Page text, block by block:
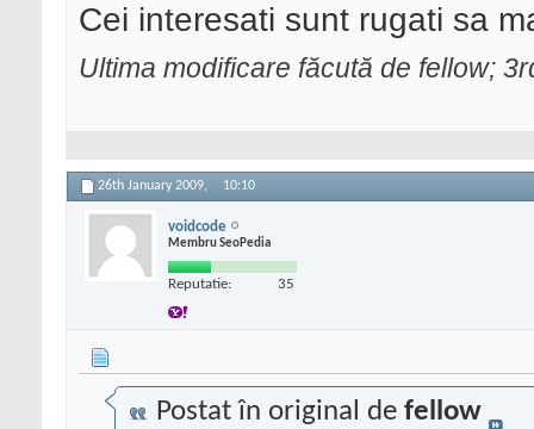
Cei interesati sunt rugati sa
Ultima modificare făcută de fellow;
26th January 2009, 10:10
voidcode
Membru SeoPedia
Reputatie: 35
Postat în original de fellow